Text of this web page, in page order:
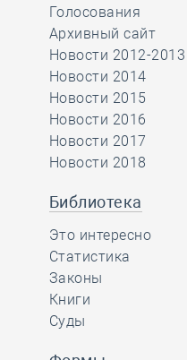
Голосования
Архивный сайт
Новости 2012-2013
Новости 2014
Новости 2015
Новости 2016
Новости 2017
Новости 2018
Библиотека
Это интересно
Статистика
Законы
Книги
Суды